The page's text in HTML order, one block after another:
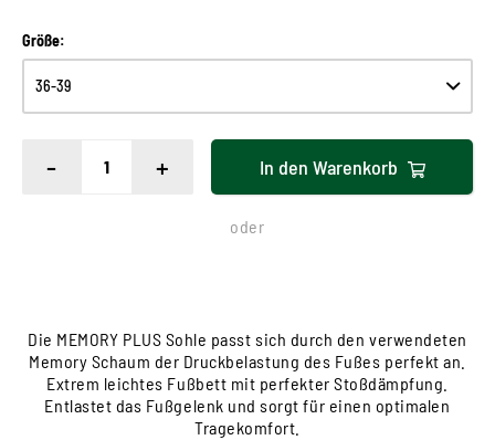
Größe:
- + In den Warenkorb
oder
Die MEMORY PLUS Sohle passt sich durch den verwendeten
Memory Schaum der Druckbelastung des Fußes perfekt an.
Extrem leichtes Fußbett mit perfekter Stoßdämpfung.
Entlastet das Fußgelenk und sorgt für einen optimalen
Tragekomfort.